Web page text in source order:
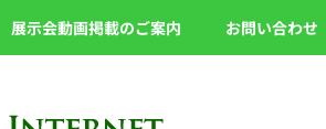
展示会動画掲載のご案内 お問い合わせ